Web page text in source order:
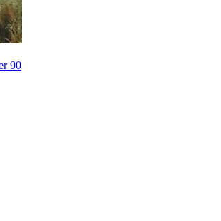
90